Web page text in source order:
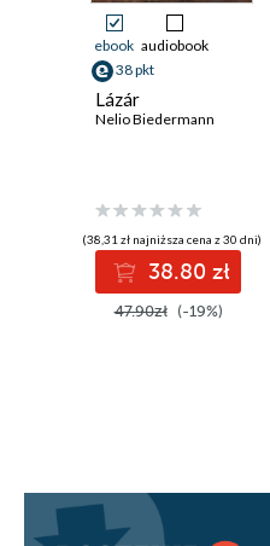
ebook audiobook
38 pkt
Lázár
Nelio Biedermann
(38,31 zł najniższa cena z 30 dni)
38.80 zł
47.90zł (-19%)